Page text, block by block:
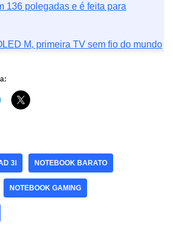
136 polegadas e é feita para
M, primeira TV sem fio do mundo
3I NOTEBOOK BARATO
NOTEBOOK GAMING